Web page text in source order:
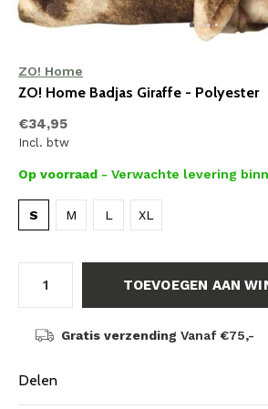
ZO! Home
ZO! Home Badjas Giraffe - Polyester
€34,95
Incl. btw
Op voorraad - Verwachte levering
S M L XL
TOEVOEGEN AAN
Gratis verzending Vanaf €75,-
Delen